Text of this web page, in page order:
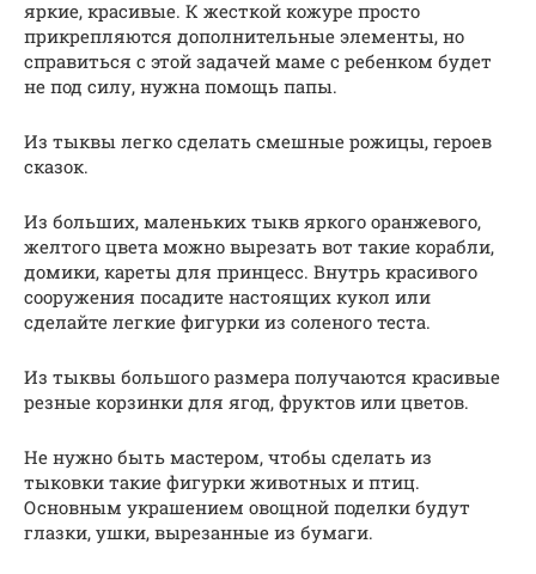
яркие, красивые. К жесткой кожуре просто
прикрепляются дополнительные элементы, но
справиться с этой задачей маме с ребенком будет
не под силу, нужна помощь папы.
Из тыквы легко сделать смешные рожицы, героев
сказок.
Из больших, маленьких тыкв яркого оранжевого,
желтого цвета можно вырезать вот такие корабли,
домики, кареты для принцесс. Внутрь красивого
сооружения посадите настоящих кукол или
сделайте легкие фигурки из соленого теста.
Из тыквы большого размера получаются красивые
резные корзинки для ягод, фруктов или цветов.
Не нужно быть мастером, чтобы сделать из
тыковки такие фигурки животных и птиц.
Основным украшением овощной поделки будут
глазки, ушки, вырезанные из бумаги.